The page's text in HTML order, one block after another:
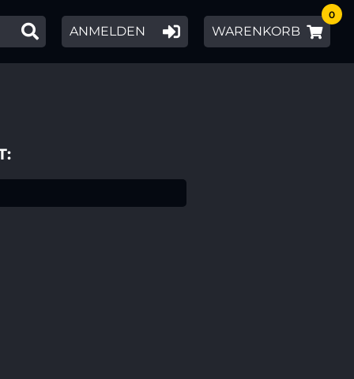
ANMELDEN WARENKORB
0